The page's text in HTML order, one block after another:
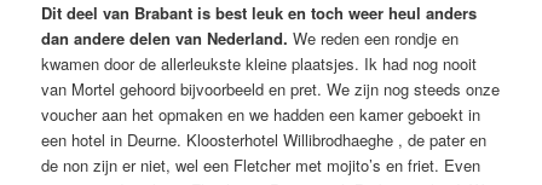
Dit deel van Brabant is best leuk en toch weer heul anders
dan andere delen van Nederland. We reden een rondje en
kwamen door de allerleukste kleine plaatsjes. Ik had nog nooit
van Mortel gehoord bijvoorbeeld en pret. We zijn nog steeds onze
voucher aan het opmaken en we hadden een kamer geboekt in
een hotel in Deurne. Kloosterhotel Willibrodhaeghe , de pater en
de non zijn er niet, wel een Fletcher met mojito’s en friet. Even